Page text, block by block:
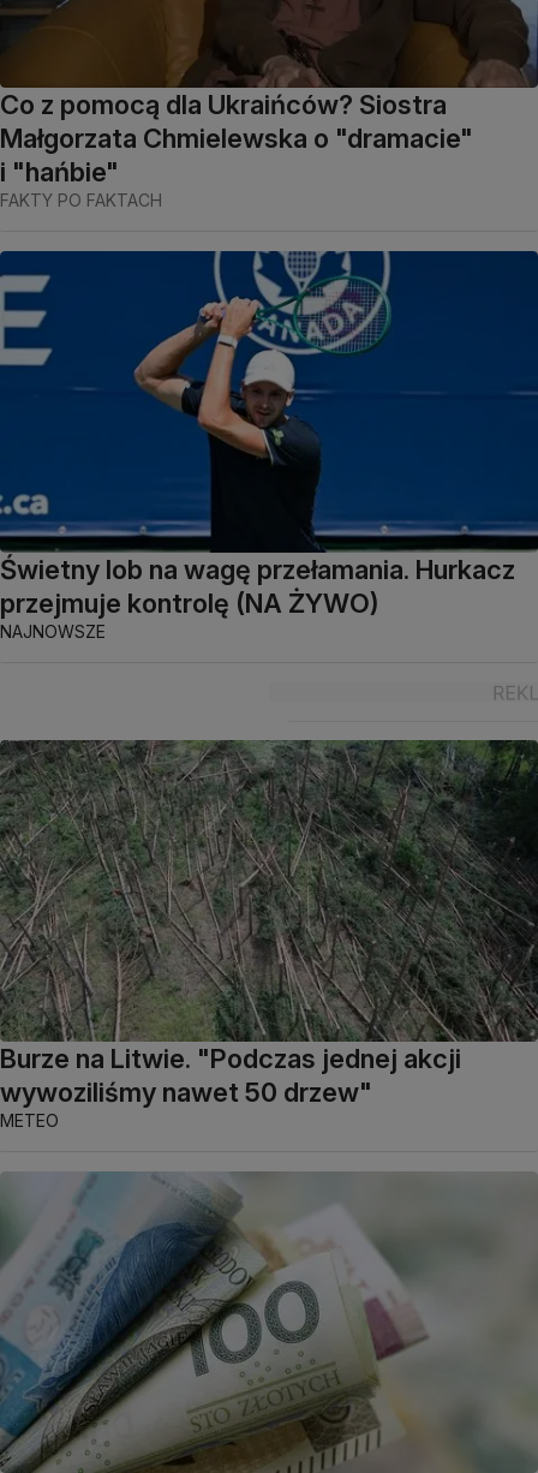
Co z pomocą dla Ukraińców? Siostra
Małgorzata Chmielewska o "dramacie"
i "hańbie"
FAKTY PO FAKTACH
Świetny lob na wagę przełamania. Hurkacz
przejmuje kontrolę (NA ŻYWO)
NAJNOWSZE
Burze na Litwie. "Podczas jednej akcji
wywoziliśmy nawet 50 drzew"
METEO